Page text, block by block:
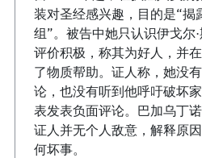
装对圣经感兴趣，目的是“揭
组”。被告中她只认识伊戈尔
评价积极，称其为好人，并
了物质帮助。证人称，她没
论，也没有听到他呼吁破坏
表发表负面评论。巴加乌丁
证人并无个人敌意，解释原
何坏事。